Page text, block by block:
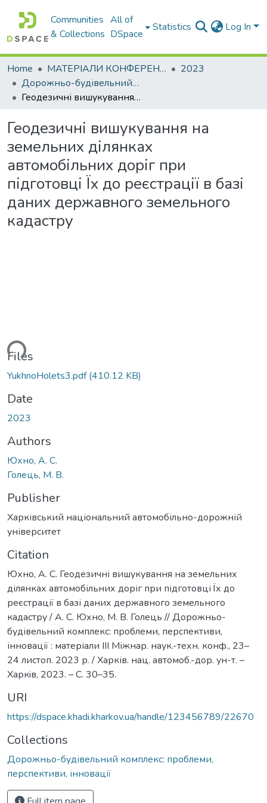
Communities
& Collections
All of
DSpace
Statistics Log In
Home МАТЕРІАЛИ КОНФЕРЕНЦІЙ
2023
Дорожньо-будівельний комплекс: проблеми, перспективи, інновації
Геодезичні вишукування на земельних ділянках автомобільних доріг при підготовці Їх до реєстрації в базі даних державного земельного кадастру
Геодезичні вишукування на
земельних ділянках
автомобільних доріг при
підготовці Їх до реєстрації в базі
даних державного земельного
кадастру
Files
YukhnoHolets3.pdf(410.12 KB)
Date
2023
Authors
Юхно, А. С.
Голець, М. В.
Publisher
Харківський національний автомобільно-дорожній
університет
Citation
Юхно, А. С. Геодезичні вишукування на земельних
ділянках автомобільних доріг при підготовці Їх до
реєстрації в базі даних державного земельного
кадастру / А. С. Юхно, М. В. Голець // Дорожньо-
будівельний комплекс: проблеми, перспективи,
інновації : матеріали ІІІ Міжнар. наук.-техн. конф., 23–
24 листоп. 2023 р. / Харків. нац. автомоб.-дор. ун-т. –
Харкiв, 2023. – С. 30–35.
URI
https://dspace.khadi.kharkov.ua/handle/123456789/22670
Collections
Дорожньо-будівельний комплекс: проблеми,
перспективи, інновації